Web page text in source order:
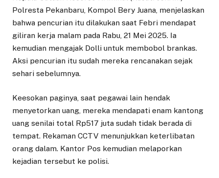
Polresta Pekanbaru, Kompol Bery Juana, menjelaskan
bahwa pencurian itu dilakukan saat Febri mendapat
giliran kerja malam pada Rabu, 21 Mei 2025. Ia
kemudian mengajak Dolli untuk membobol brankas.
Aksi pencurian itu sudah mereka rencanakan sejak
sehari sebelumnya.
Keesokan paginya, saat pegawai lain hendak
menyetorkan uang, mereka mendapati enam kantong
uang senilai total Rp517 juta sudah tidak berada di
tempat. Rekaman CCTV menunjukkan keterlibatan
orang dalam. Kantor Pos kemudian melaporkan
kejadian tersebut ke polisi.